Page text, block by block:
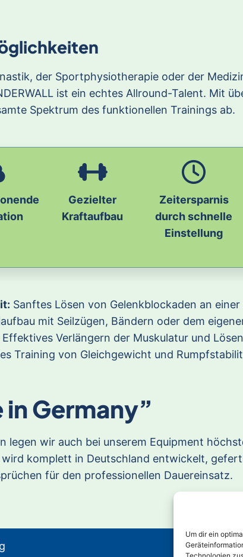
Um dir ein
der Sportphysiotherapie oder der
ist ein echtes Allround-Talent. Mit
Spektrum des funktionellen Trainings ab.
Gezielter
Kraftaufbau
Zeitersparnis
durch schnelle
Einstellung
Sanftes Lösen von Gelenkblockaden an
mit Seilzügen, Bändern oder dem
Effektives Verlängern der Muskulatur und
Training von Gleichgewicht und
Germany”
legen wir auch bei unserem Equipment
wird komplett in Deutschland entwickelt,
für den professionellen Dauereinsatz.